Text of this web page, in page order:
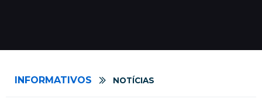
INFORMATIVOS NOTÍCIAS